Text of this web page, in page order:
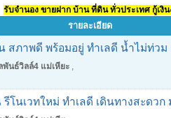
รับจำนอง ขายฝาก บ้าน ที่ดิน ทั่วประเทศ กู้เงิ
รายละเอียด
สภาพดี พร้อมอยู่ ทำเลดี น้ำไม่ท่วม
พันธ์วิลล์4 แม่เหียะ ,
โนเวทใหม่ ทำเลดี เดินทางสะดวก